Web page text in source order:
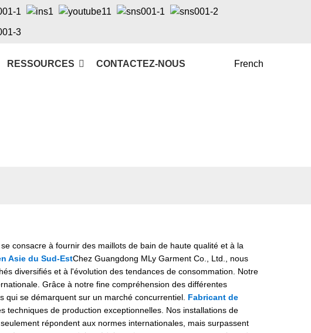
RESSOURCES CONTACTEZ-NOUS French
consacre à fournir des maillots de bain de haute qualité et à la
Asie du Sud-EstChez Guangdong MLy Garment Co., Ltd., nous
diversifiés et à l'évolution des tendances de consommation. Notre
Grâce à notre fine compréhension des différentes
se démarquent sur un marché concurrentiel. Fabricant de
de production exceptionnelles. Nos installations de
répondent aux normes internationales, mais surpassent